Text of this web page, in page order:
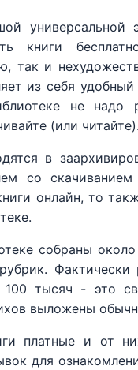
универсальной
книги
так и
из себя
не надо
(или читайте).
в
со
онлайн, то
собраны
Фактически
100 тысяч - это
выложены
платные и от
для